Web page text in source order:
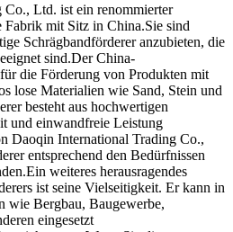
Ltd. ist ein renommierter
Fabrik mit Sitz in China.Sie sind
Schrägbandförderer anzubieten, die
sind.Der China-
die Förderung von Produkten mit
lose Materialien wie Sand, Stein und
besteht aus hochwertigen
und einwandfreie Leistung
Daoqin International Trading Co.,
entsprechend den Bedürfnissen
weiteres herausragendes
ist seine Vielseitigkeit. Er kann in
wie Bergbau, Baugewerbe,
eingesetzt